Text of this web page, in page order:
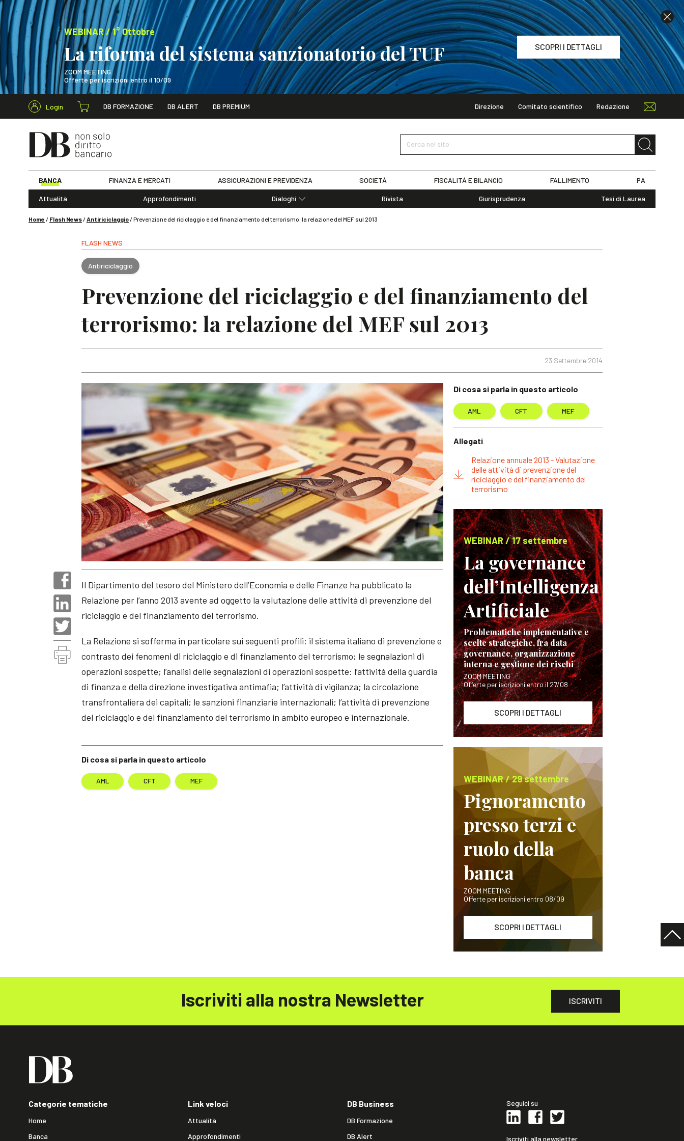
WEBINAR / 1° Ottobre
La riforma del sistema sanzionatorio del TUF
ZOOM MEETING
Offerte per iscrizioni entro il 10/09
SCOPRI I DETTAGLI
WEBINAR / 1° Ottobre
Login DB FORMAZIONE DB ALERT DB PREMIUM Direzione Comitato scientifico Redazione
Cerca nel sito
BANCA FINANZA E MERCATI ASSICURAZIONI E PREVIDENZA SOCIETÀ FISCALITÀ E BILANCIO FALLIMENTO PA
Attualità Approfondimenti
Dialoghi
Rivista Giurisprudenza Tesi di Laurea
Home / Flash News/Antiriciclaggio/Prevenzione del riciclaggio e del finanziamento del terrorismo: la relazione del MEF sul 2013
FLASH NEWS
Antiriciclaggio
Prevenzione del riciclaggio e del finanziamento del
terrorismo: la relazione del MEF sul 2013
23 Settembre 2014
Di cosa si parla in questo articolo
AML CFT MEF
Il Dipartimento del tesoro del Ministero dell’Economia e delle Finanze ha pubblicato la
Relazione per l’anno 2013 avente ad oggetto la valutazione delle attività di prevenzione del
riciclaggio e del finanziamento del terrorismo.
La Relazione si sofferma in particolare sui seguenti profili: il sistema italiano di prevenzione e
contrasto dei fenomeni di riciclaggio e di finanziamento del terrorismo; le segnalazioni di
operazioni sospette; l’analisi delle segnalazioni di operazioni sospette: l’attività della guardia
di finanza e della direzione investigativa antimafia; l’attività di vigilanza; la circolazione
transfrontaliera dei capitali; le sanzioni finanziarie internazionali; l’attività di prevenzione
del riciclaggio e del finanziamento del terrorismo in ambito europeo e internazionale.
Di cosa si parla in questo articolo
AML CFT MEF
Allegati
Relazione annuale 2013 - Valutazione
delle attività di prevenzione del
riciclaggio e del finanziamento del
terrorismo
WEBINAR / 17 settembre
La governance
dell’Intelligenza
Artificiale
Problematiche implementative e
scelte strategiche, fra data
governance, organizzazione
interna e gestione dei rischi
ZOOM MEETING
Offerte per iscrizioni entro il 27/08
SCOPRI I DETTAGLI
WEBINAR / 29 settembre
Pignoramento
presso terzi e
ruolo della
banca
ZOOM MEETING
Offerte per iscrizioni entro 08/09
SCOPRI I DETTAGLI
Iscriviti alla nostra Newsletter ISCRIVITI
Categorie tematiche
Home
Banca
Link veloci
Attualità
Approfondimenti
DB Business
DB Formazione
DB Alert
Seguici su
Iscriviti alla newsletter